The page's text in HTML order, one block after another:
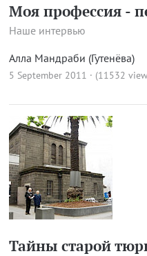
Моя профессия -
Наше интервью
Алла Мандраби (Гутенёва)
5 September 2011 · (11532
Тайны старой